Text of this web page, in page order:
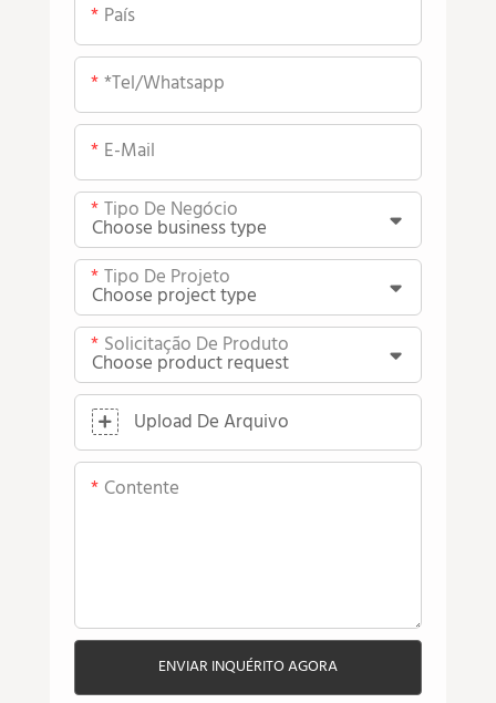
País
*tel/whatsapp
E-Mail
Tipo De Negócio
Tipo De Projeto
Solicitação De Produto
Upload De Arquivo
Contente
ENVIAR INQUÉRITO AGORA